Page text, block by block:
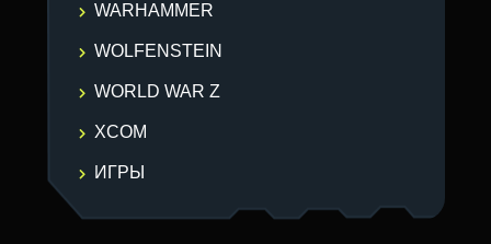
WARHAMMER
WOLFENSTEIN
WORLD WAR Z
XCOM
ИГРЫ